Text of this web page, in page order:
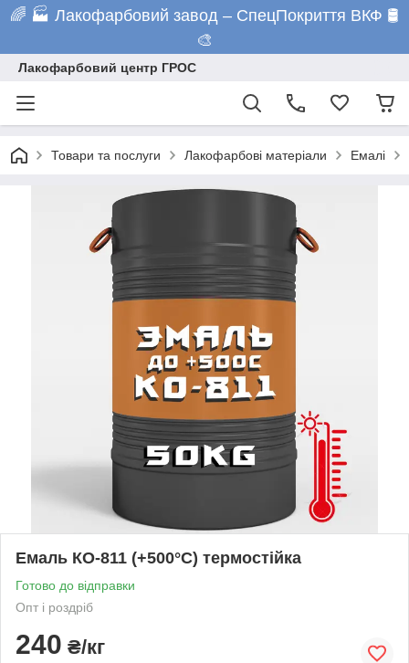
🌈 🏭 Лакофарбовий завод – СпецПокриття ВКФ 🛢️
🎨
Лакофарбовий центр ГРОС
Товари та послуги Лакофарбові матеріали Емалі
Емаль КО-811 (+500°С) термостійка
Готово до відправки
Опт і роздріб
240 ₴/кг